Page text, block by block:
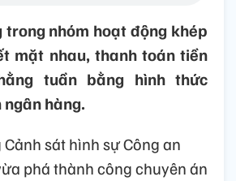
trong nhóm hoạt động khép
mặt nhau, thanh toán tiền
tuần bằng hình thức
hàng.
sát hình sự Công an
phá thành công chuyên án